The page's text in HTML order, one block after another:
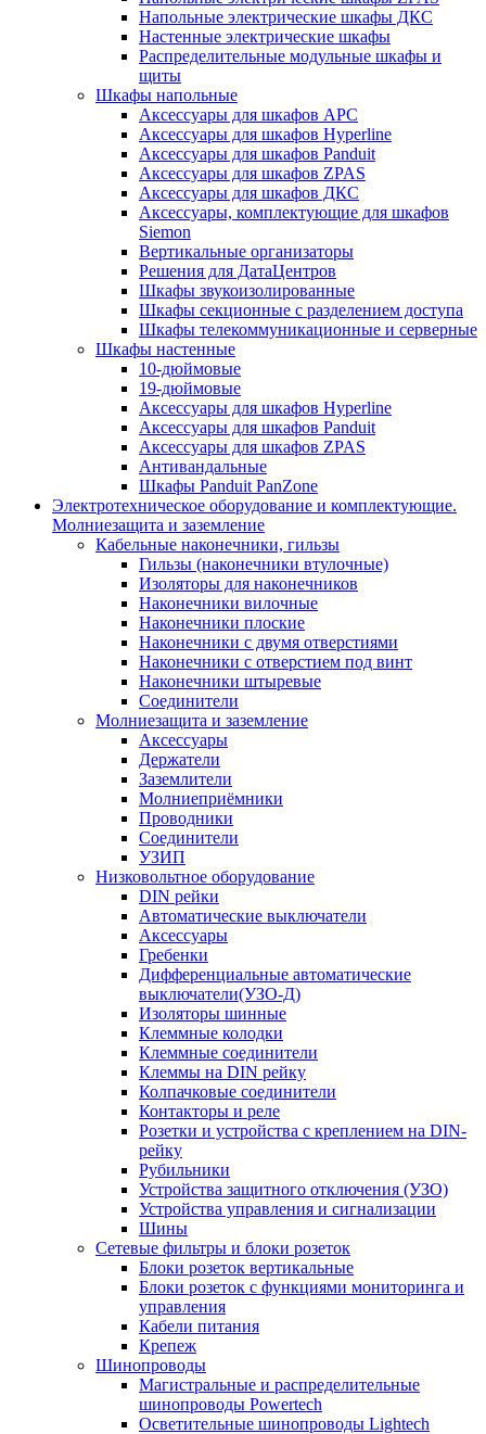
Напольные электрические шкафы ДКС
Настенные электрические шкафы
Распределительные модульные шкафы и
щиты
Шкафы напольные
Аксессуары для шкафов APC
Аксессуары для шкафов Hyperline
Аксессуары для шкафов Panduit
Аксессуары для шкафов ZPAS
Аксессуары для шкафов ДКС
Аксессуары, комплектующие для шкафов
Siemon
Вертикальные организаторы
Решения для ДатаЦентров
Шкафы звукоизолированные
Шкафы секционные с разделением доступа
Шкафы телекоммуникационные и серверные
Шкафы настенные
10-дюймовые
19-дюймовые
Аксессуары для шкафов Hyperline
Аксессуары для шкафов Panduit
Аксессуары для шкафов ZPAS
Антивандальные
Шкафы Panduit PanZone
Электротехническое оборудование и комплектующие.
Молниезащита и заземление
Кабельные наконечники, гильзы
Гильзы (наконечники втулочные)
Изоляторы для наконечников
Наконечники вилочные
Наконечники плоские
Наконечники с двумя отверстиями
Наконечники с отверстием под винт
Наконечники штыревые
Соединители
Молниезащита и заземление
Аксессуары
Держатели
Заземлители
Молниеприёмники
Проводники
Соединители
УЗИП
Низковольтное оборудование
DIN рейки
Автоматические выключатели
Аксессуары
Гребенки
Дифференциальные автоматические
выключатели(УЗО-Д)
Изоляторы шинные
Клеммные колодки
Клеммные соединители
Клеммы на DIN рейку
Колпачковые соединители
Контакторы и реле
Розетки и устройства с креплением на DIN-
рейку
Рубильники
Устройства защитного отключения (УЗО)
Устройства управления и сигнализации
Шины
Сетевые фильтры и блоки розеток
Блоки розеток вертикальные
Блоки розеток с функциями мониторинга и
управления
Кабели питания
Крепеж
Шинопроводы
Магистральные и распределительные
шинопроводы Powertech
Осветительные шинопроводы Lightech